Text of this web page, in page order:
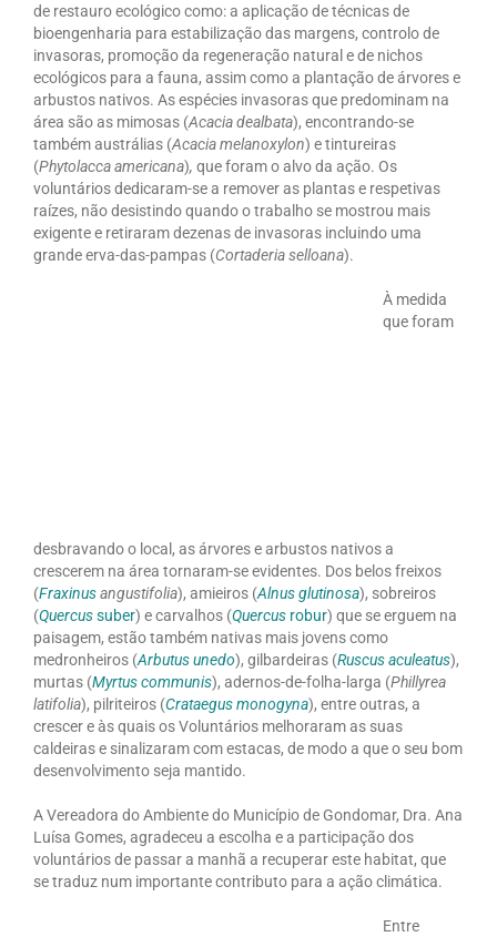
de restauro ecológico como: a aplicação de técnicas de
bioengenharia para estabilização das margens, controlo de
invasoras, promoção da regeneração natural e de nichos
ecológicos para a fauna, assim como a plantação de árvores e
arbustos nativos. As espécies invasoras que predominam na
área são as mimosas (Acacia dealbata), encontrando-se
também austrálias (Acacia melanoxylon) e tintureiras
(Phytolacca americana), que foram o alvo da ação. Os
voluntários dedicaram-se a remover as plantas e respetivas
raízes, não desistindo quando o trabalho se mostrou mais
exigente e retiraram dezenas de invasoras incluindo uma
grande erva-das-pampas (Cortaderia selloana).
À medida
que foram
desbravando o local, as árvores e arbustos nativos a
crescerem na área tornaram-se evidentes. Dos belos freixos
(Fraxinusangustifolia), amieiros (Alnus glutinosa), sobreiros
(Quercussuber) e carvalhos (Quercus robur) que se erguem na
paisagem, estão também nativas mais jovens como
medronheiros (Arbutus unedo), gilbardeiras (Ruscus aculeatus),
murtas (Myrtus communis), adernos-de-folha-larga (Phillyrea
latifolia), pilriteiros (Crataegus monogyna), entre outras, a
crescer e às quais os Voluntários melhoraram as suas
caldeiras e sinalizaram com estacas, de modo a que o seu bom
desenvolvimento seja mantido.
A Vereadora do Ambiente do Município de Gondomar, Dra. Ana
Luísa Gomes, agradeceu a escolha e a participação dos
voluntários de passar a manhã a recuperar este habitat, que
se traduz num importante contributo para a ação climática.
Entre